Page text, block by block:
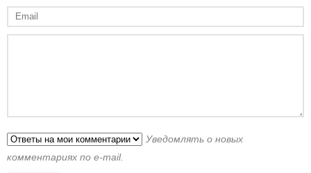
Уведомлять о новых
комментариях по e-mail.